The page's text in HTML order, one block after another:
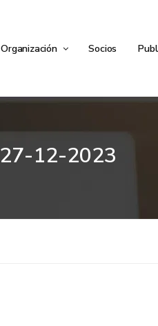
Organización Socios
27-12-2023